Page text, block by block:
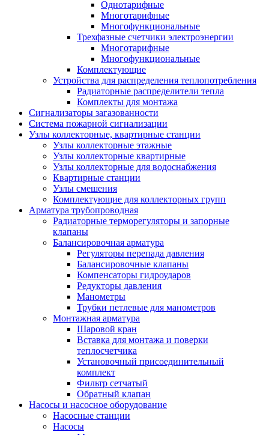
Однотарифные
Многотарифные
Многофункциональные
Трехфазные счетчики электроэнергии
Многотарифные
Многофункциональные
Комплектующие
Устройства для распределения теплопотребления
Радиаторные распределители тепла
Комплекты для монтажа
Сигнализаторы загазованности
Система пожарной сигнализации
Узлы коллекторные, квартирные станции
Узлы коллекторные этажные
Узлы коллекторные квартирные
Узлы коллекторные для водоснабжения
Квартирные станции
Узлы смешения
Комплектующие для коллекторных групп
Арматура трубопроводная
Радиаторные терморегуляторы и запорные
клапаны
Балансировочная арматура
Регуляторы перепада давления
Балансировочные клапаны
Компенсаторы гидроударов
Редукторы давления
Манометры
Трубки петлевые для манометров
Монтажная арматура
Шаровой кран
Вставка для монтажа и поверки
теплосчетчика
Установочный присоединительный
комплект
Фильтр сетчатый
Обратный клапан
Насосы и насосное оборудование
Насосные станции
Насосы